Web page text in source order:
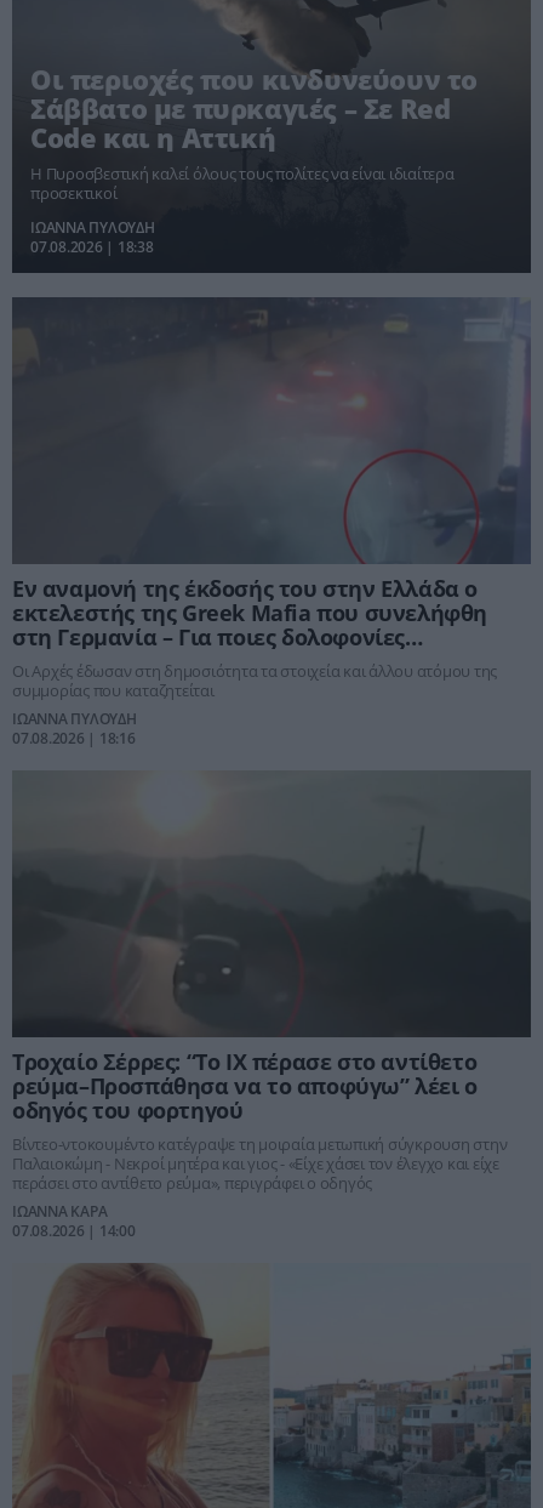
Οι περιοχές που κινδυνεύουν το
Σάββατο με πυρκαγιές – Σε Red
Code και η Αττική
Η Πυροσβεστική καλεί όλους τους πολίτες να είναι ιδιαίτερα
προσεκτικοί
ΙΩΑΝΝΑ ΠΥΛΟΥΔΗ
07.08.2026 | 18:38
Εν αναμονή της έκδοσής του στην Ελλάδα ο
εκτελεστής της Greek Mafia που συνελήφθη
στη Γερμανία – Για ποιες δολοφονίες
κατηγορείται
Οι Αρχές έδωσαν στη δημοσιότητα τα στοιχεία και άλλου ατόμου της
συμμορίας που καταζητείται
ΙΩΑΝΝΑ ΠΥΛΟΥΔΗ
07.08.2026 | 18:16
Τροχαίο Σέρρες: “Το ΙΧ πέρασε στο αντίθετο
ρεύμα–Προσπάθησα να το αποφύγω” λέει ο
οδηγός του φορτηγού
Βίντεο-ντοκουμέντο κατέγραψε τη μοιραία μετωπική σύγκρουση στην
Παλαιοκώμη - Νεκροί μητέρα και γιος - «Είχε χάσει τον έλεγχο και είχε
περάσει στο αντίθετο ρεύμα», περιγράφει ο οδηγός
ΙΩΑΝΝΑ ΚΑΡΑ
07.08.2026 | 14:00